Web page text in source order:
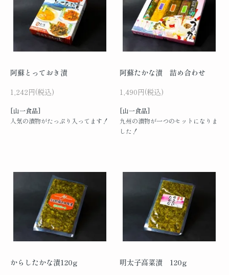
阿蘇とっておき漬
1,242円(税込)
[山一食品]
人気の漬物がたっぷり入ってます！
阿蘇たかな漬 詰め合わせ
1,490円(税込)
[山一食品]
九州の漬物が一つのセットになりま
した！
からしたかな漬120g 明太子高菜漬 120g